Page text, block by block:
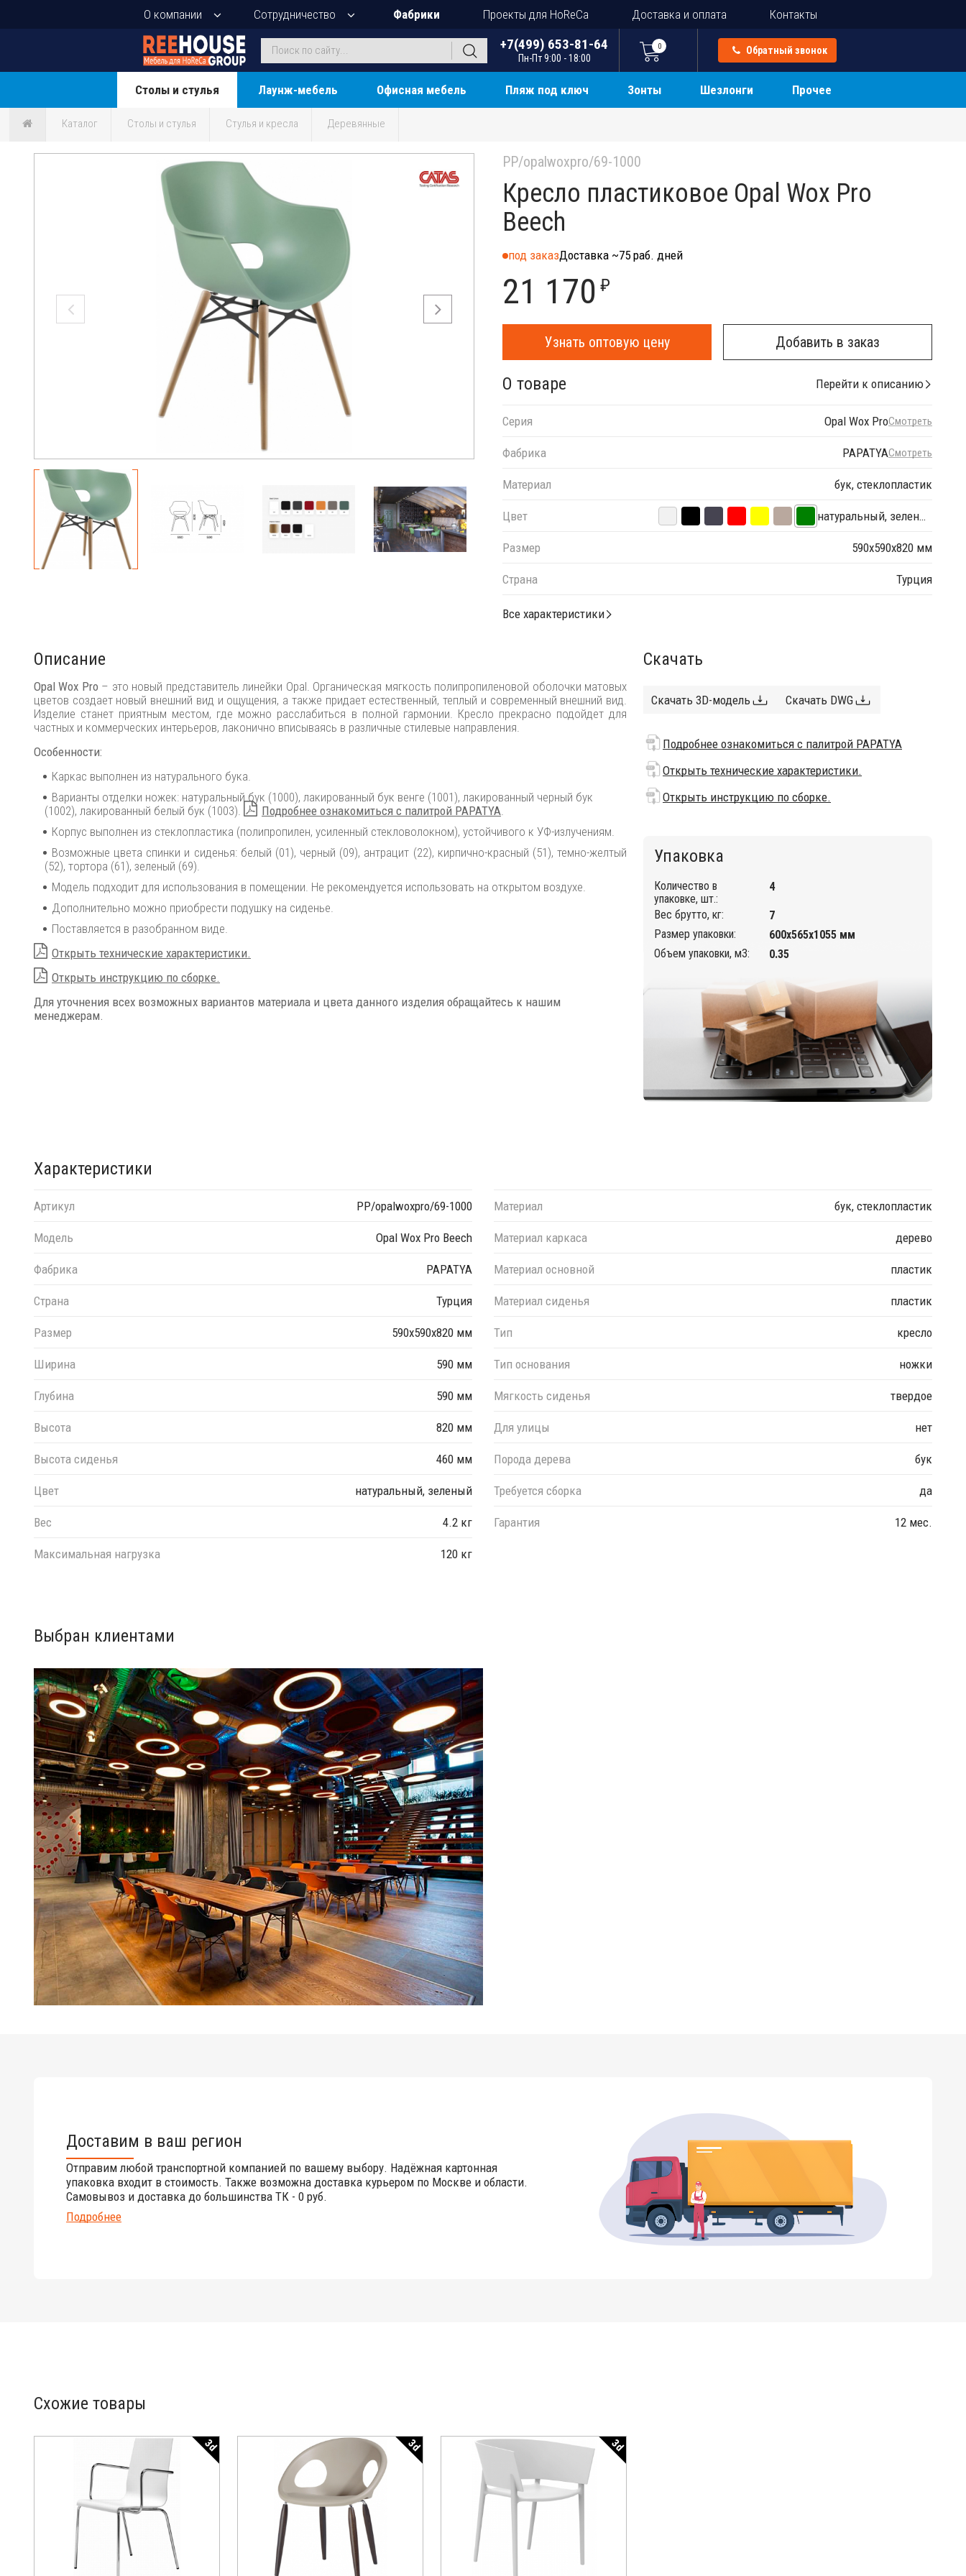
О компании Сотрудничество Фабрики Проекты для HoReCa Доставка и оплата Контакты
+7(499) 653-81-64
Пн-Пт 9:00 - 18:00
0 Обратный звонок
Столы и стулья Лаунж-мебель Офисная мебель Пляж под ключ Зонты Шезлонги Прочее
Каталог Столы и стулья Стулья и кресла Деревянные
PP/opalwoxpro/69-1000
Кресло пластиковое Opal Wox Pro
Beech
под заказДоставка ~75 раб. дней
21 170 ₽
Узнать оптовую цену Добавить в заказ
О товаре Перейти к описанию
Серия Opal Wox ProСмотреть
Фабрика PAPATYAСмотреть
Материал бук, стеклопластик
Цвет натуральный, зеленый
Размер 590х590х820 мм
Страна Турция
Все характеристики
Описание
Opal Wox Pro – это новый представитель линейки Opal. Органическая мягкость полипропиленовой оболочки матовых
цветов создает новый внешний вид и ощущения, а также придает естественный, теплый и современный внешний вид.
Изделие станет приятным местом, где можно расслабиться в полной гармонии. Кресло прекрасно подойдет для
частных и коммерческих интерьеров, лаконично вписываясь в различные стилевые направления.
Особенности:
Каркас выполнен из натурального бука.
Варианты отделки ножек: натуральный бук (1000), лакированный бук венге (1001), лакированный черный бук
(1002), лакированный белый бук (1003).
Подробнее ознакомиться с палитрой PAPATYA.
Корпус выполнен из стеклопластика (полипропилен, усиленный стекловолокном), устойчивого к УФ-излучениям.
Возможные цвета спинки и сиденья: белый (01), черный (09), антрацит (22), кирпично-красный (51), темно-желтый
(52), тортора (61), зеленый (69).
Модель подходит для использования в помещении. Не рекомендуется использовать на открытом воздухе.
Дополнительно можно приобрести подушку на сиденье.
Поставляется в разобранном виде.
Открыть технические характеристики.
Открыть инструкцию по сборке.
Для уточнения всех возможных вариантов материала и цвета данного изделия обращайтесь к нашим
менеджерам.
Скачать
Скачать 3D-модель Скачать DWG
Подробнее ознакомиться с палитрой PAPATYA
Открыть технические характеристики.
Открыть инструкцию по сборке.
Упаковка
Количество в
упаковке, шт.:
4
Вес брутто, кг:
7
Размер упаковки:
600х565х1055 мм
Объем упаковки, м3:
0.35
Характеристики
Артикул PP/opalwoxpro/69-1000
Модель Opal Wox Pro Beech
Фабрика PAPATYA
Страна Турция
Размер 590х590х820 мм
Ширина 590 мм
Глубина 590 мм
Высота 820 мм
Высота сиденья 460 мм
Цвет натуральный, зеленый
Вес 4.2 кг
Максимальная нагрузка 120 кг
Материал бук, стеклопластик
Материал каркаса дерево
Материал основной пластик
Материал сиденья пластик
Тип кресло
Тип основания ножки
Мягкость сиденья твердое
Для улицы нет
Порода дерева бук
Требуется сборка да
Гарантия 12 мес.
Выбран клиентами
Доставим в ваш регион
Отправим любой транспортной компанией по вашему выбору. Надёжная картонная
упаковка входит в стоимость. Также возможна доставка курьером по Москве и области.
Самовывоз и доставка до большинства ТК - 0 руб.
Подробнее
Схожие товары
3d 3d 3d